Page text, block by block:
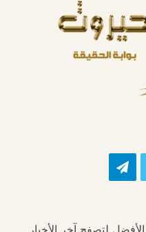
تويتر تيلقرام